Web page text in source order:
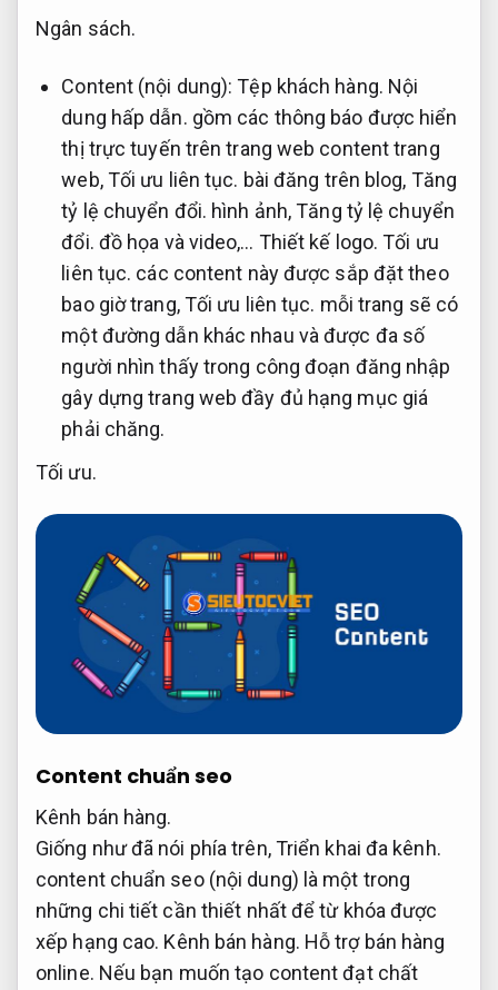
Ngân sách.
Content (nội dung):Tệp khách hàng. Nội
dung hấp dẫn. gồm các thông báo được hiển
thị trực tuyến trên trang web content trang
web,Tối ưu liên tục. bài đăng trên blog, Tăng
tỷ lệ chuyển đổi. hình ảnh,Tăng tỷ lệ chuyển
đổi. đồ họa và video,… Thiết kế logo. Tối ưu
liên tục. các content này được sắp đặt theo
bao giờ trang,Tối ưu liên tục. mỗi trang sẽ có
một đường dẫn khác nhau và được đa số
người nhìn thấy trong công đoạn đăng nhập
gây dựng trang web đầy đủ hạng mục giá
phải chăng.
Tối ưu.
Content chuẩn seo
Kênh bán hàng.
Giống như đã nói phía trên,Triển khai đa kênh.
content chuẩn seo (nội dung) là một trong
những chi tiết cần thiết nhất để từ khóa được
xếp hạng cao. Kênh bán hàng. Hỗ trợ bán hàng
online. Nếu bạn muốn tạo content đạt chất